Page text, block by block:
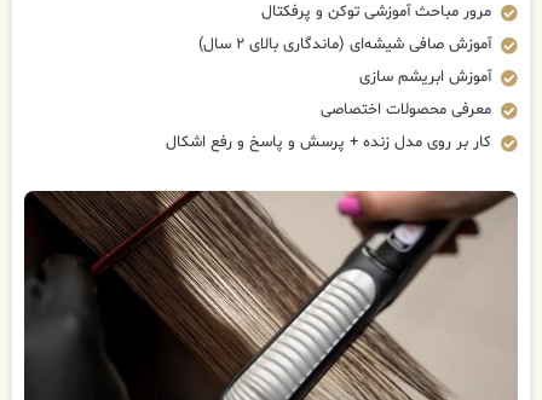
مرور مباحث آموزشی توکن و پرفکتال
آموزش صافی شیشه‌ای (ماندگاری بالای ۲ سال)
آموزش ابریشم سازی
معرفی محصولات اختصاصی
کار بر روی مدل زنده + پرسش و پاسخ و رفع اشکال